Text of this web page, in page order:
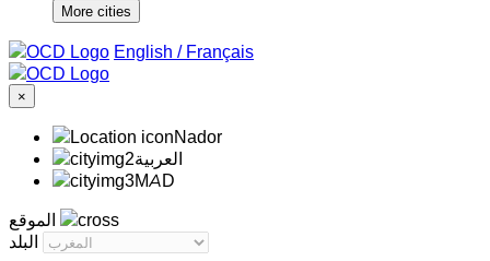
More cities
/ Français
×
Nador
‏العربية‏
MAD